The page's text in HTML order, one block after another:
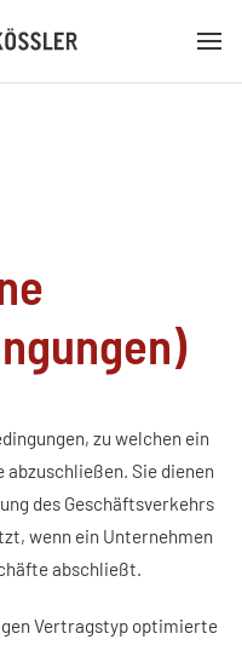
zu welchen ein
Sie dienen
des Geschäftsverkehrs
wenn ein Unternehmen
abschließt.
Vertragstyp optimierte